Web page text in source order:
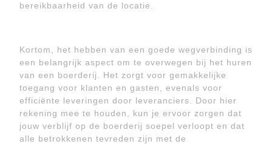
bereikbaarheid van de locatie.
Kortom, het hebben van een goede wegverbinding is
een belangrijk aspect om te overwegen bij het huren
van een boerderij. Het zorgt voor gemakkelijke
toegang voor klanten en gasten, evenals voor
efficiënte leveringen door leveranciers. Door hier
rekening mee te houden, kun je ervoor zorgen dat
jouw verblijf op de boerderij soepel verloopt en dat
alle betrokkenen tevreden zijn met de